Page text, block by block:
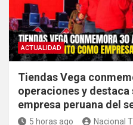
ACTUALIDAD
Tiendas Vega
operaciones y
empresa peruana del
5 horas ago Nacional